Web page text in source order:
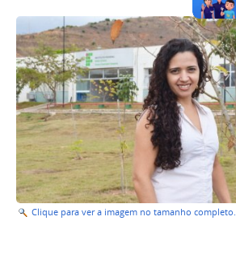
Clique para ver a imagem no tamanho completo…